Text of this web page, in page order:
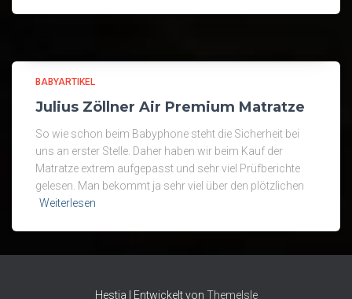
BABYARTIKEL
Julius Zöllner Air Premium Matratze
So wie schon beim Babyphone steht die Sicherheit bei
uns an erster Stelle. Daher haben wir beim Kauf der
Matratze extrem aufgepasst und sehr viel Prüfberichte
gelesen. Man bekommt ja sehr viel über den plötzlichen
Weiterlesen
Hestia | Entwickelt von ThemeIsle